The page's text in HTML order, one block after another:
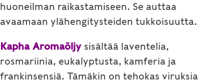
huoneilman raikastamiseen. Se auttaa
avaamaan ylähengitysteiden tukkoisuutta.
Kapha Aromaöljy sisältää laventelia,
rosmariinia, eukalyptusta, kamferia ja
frankinsensiä. Tämäkin on tehokas viruksia